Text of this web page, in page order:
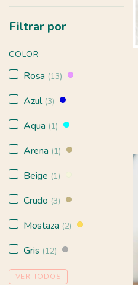
Filtrar por
COLOR
Rosa (13)
Azul (3)
Aqua (1)
Arena (1)
Beige (1)
Crudo (3)
Mostaza (2)
Gris (12)
VER TODOS